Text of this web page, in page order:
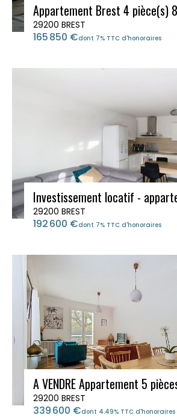
Appartement Brest 4 pièce(s)
29200 BREST
165 850 €dont 7% TTC d'honoraires
29200 BREST
192 600 €dont 7% TTC d'honoraires
29200 BREST
339 600 €dont 4.49% TTC d'honoraires